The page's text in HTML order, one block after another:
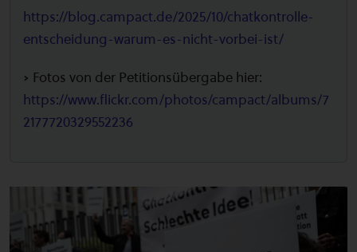
https://blog.campact.de/2025/10/chatkontrolle-
entscheidung-warum-es-nicht-vorbei-ist/
➡️ Fotos von der Petitionsübergabe hier:
https://www.flickr.com/photos/campact/albums/7
2177720329552236